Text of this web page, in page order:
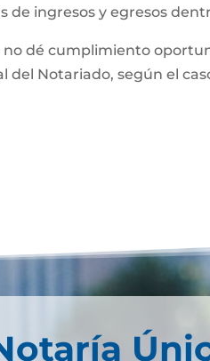
ingresos y egresos
dé cumplimiento
Notariado, según el